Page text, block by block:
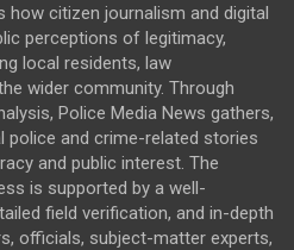
how citizen journalism and digital
perceptions of legitimacy,
local residents, law
wider community. Through
Police Media News gathers,
police and crime-related stories
and public interest. The
is supported by a well-
field verification, and in-depth
officials, subject-matter experts,